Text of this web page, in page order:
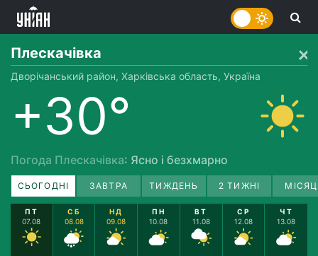
Плескачівка
Дворічанський район, Харківська область, Україна
+30°
Погода Плескачівка: Ясно і безхмарно
СЬОГОДНІ ЗАВТРА ТИЖДЕНЬ 2 ТИЖНІ
ПТ
07.08
СБ
08.08
НД
09.08
ПН
10.08
ВТ
11.08
СР
12.08
ЧТ
13.08